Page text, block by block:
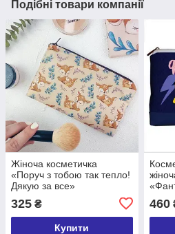
Подібні товари компанії
Жіноча косметичка
«Поруч з тобою так тепло!
Дякую за все»
325 ₴
Купити
460